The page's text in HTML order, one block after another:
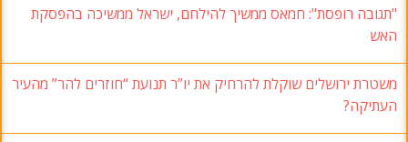
"תגובה רופסת": חמאס ממשיך להילחם, ישראל ממשיכה בהפסקת
האש
משטרת ירושלים שוקלת להרחיק את יו”ר תנועת “חוזרים להר” מהעיר
העתיקה?